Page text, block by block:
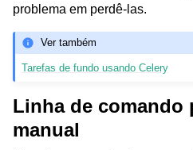
problema em perdê-las.
Ver também
Tarefas de fundo usando Celery
Linha de comando
manual